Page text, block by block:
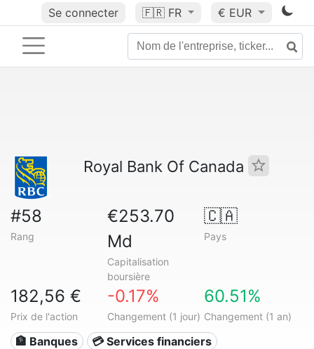
Se connecter 🇫🇷 FR € EUR
Royal Bank Of Canada
#58
Rang
€253.70
Md
Capitalisation
boursière
🇨🇦
Pays
182,56 €
Prix de l'action
-0.17%
Changement (1 jour)
60.51%
Changement (1 an)
🏦 Banques 💳 Services financiers